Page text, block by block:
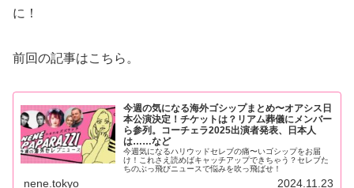
に！
前回の記事はこちら。
今週の気になる海外ゴシップまとめ〜オアシス日
本公演決定！チケットは？リアム葬儀にメンバー
ら参列。コーチェラ2025出演者発表、日本人
は……など
今週気になるハリウッドセレブの痛〜いゴシップをお届
け！これさえ読めばキャッチアップできちゃう？セレブた
ちのぶっ飛びニュースで悩みを吹っ飛ばせ！
nene.tokyo 2024.11.23